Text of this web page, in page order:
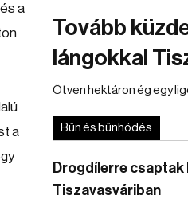
a
a
Tovább
lángokkal
Ötven hektáron ég egy
Bűn és bűnhődés
Drogdílerre csaptak
Tiszavasváriban